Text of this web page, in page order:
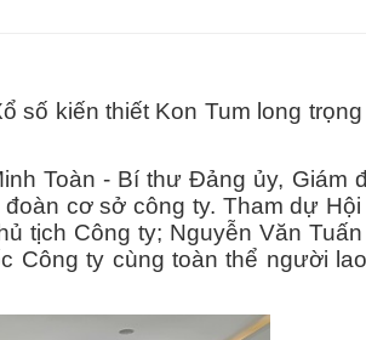
số kiến thiết Kon Tum long
Toàn - Bí thư Đảng ủy, Giám
cơ sở công ty. Tham dự
tịch Công ty; Nguyễn Văn
Công ty cùng toàn thể người